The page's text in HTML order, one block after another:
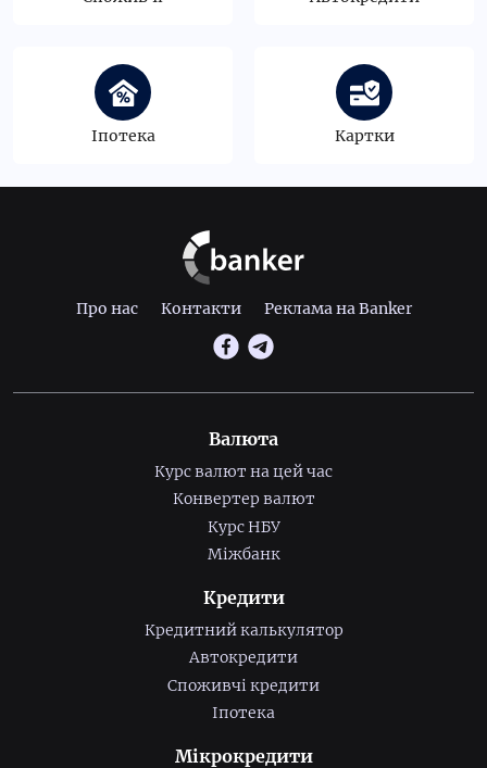
Іпотека Картки
Про нас Контакти Реклама на Banker
Валюта
Курс валют на цей час
Конвертер валют
Курс НБУ
Міжбанк
Кредити
Кредитний калькулятор
Автокредити
Споживчі кредити
Іпотека
Мікрокредити